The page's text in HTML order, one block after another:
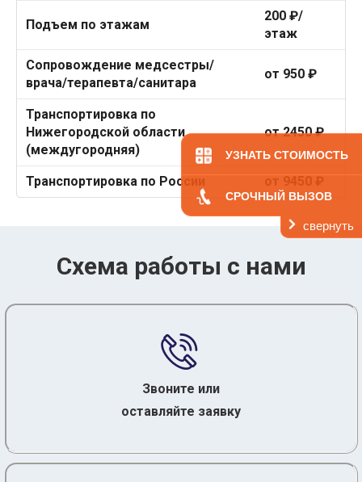
УЗНАТЬ СТОИМОСТЬ
СРОЧНЫЙ ВЫЗОВ
свернуть
Подъем по этажам
200 ₽/
этаж
Сопровождение медсестры/
врача/терапевта/санитара
от 950 ₽
Транспортировка по
Нижегородской области
(междугородняя)
от 2450 ₽
Транспортировка по России
Схема работы с нами
Звоните или
оставляйте заявку